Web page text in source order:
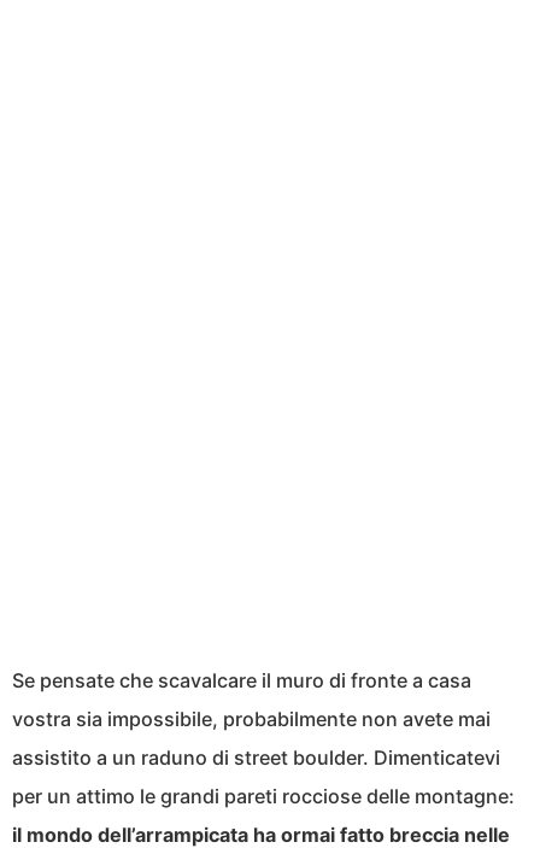
Se pensate che scavalcare il muro di fronte a casa
vostra sia impossibile, probabilmente non avete mai
assistito a un raduno di street boulder. Dimenticatevi
per un attimo le grandi pareti rocciose delle montagne:
il mondo dell’arrampicata ha ormai fatto breccia nelle